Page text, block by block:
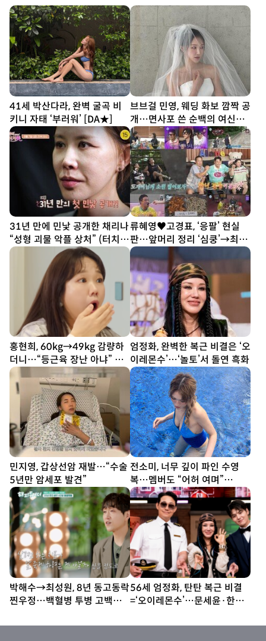
41세 박산다라, 완벽 굴곡 비
키니 자태 ‘부러워’ [DA★]
브브걸 민영, 웨딩 화보 깜짝 공
개…면사포 쓴 순백의 여신
[DA★]
31년 만에 민낯 공개한 채리나
“성형 괴물 악플 상처” (터치
미)
류혜영♥고경표, ‘응팔’ 현실
판…앞머리 정리 ‘심쿵’→최고
7.8% (나혼산)
홍현희, 60kg→49kg 감량하
더니…“등근육 장난 아냐” 실
물 목격담
엄정화, 완벽한 복근 비결은 ‘오
이레몬수’…‘놀토’서 돌연 흑화
민지영, 갑상선암 재발…“수술
5년만 암세포 발견”
전소미, 너무 깊이 파인 수영
복…멤버도 “어허 여며”
[DA★]
박해수→최성원, 8년 동고동락
찐우정…백혈병 투병 고백에
56세 엄정화, 탄탄 복근 비결
=‘오이레몬수’…문세윤·한해